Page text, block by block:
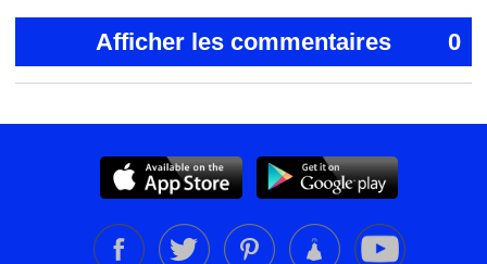
Afficher les commentaires 0